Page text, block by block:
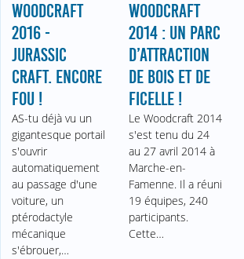
WOODCRAFT
2016 -
JURASSIC
CRAFT. ENCORE
FOU !
AS-tu déjà vu un
gigantesque portail
s'ouvrir
automatiquement
au passage d'une
voiture, un
ptérodactyle
mécanique
s'ébrouer,…
WOODCRAFT
2014 : UN PARC
D’ATTRACTION
DE BOIS ET DE
FICELLE !
Le Woodcraft 2014
s'est tenu du 24
au 27 avril 2014 à
Marche-en-
Famenne. Il a réuni
19 équipes, 240
participants.
Cette…